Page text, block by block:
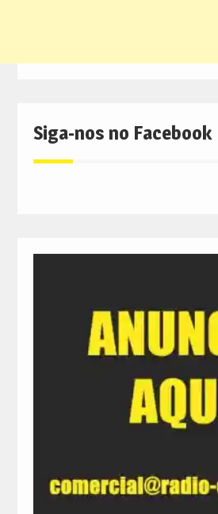
Siga-nos no Facebook